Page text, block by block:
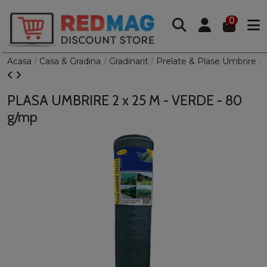
0
Acasa Casa & Gradina Gradinarit Prelate & Plase Umbrire
PLASA UMBRIRE 2 x 25 M - VERDE - 80
g/mp